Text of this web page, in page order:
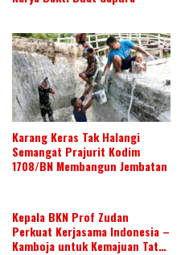
Karang Keras Tak Halangi
Semangat Prajurit Kodim
1708/BN Membangun Jembatan
Kepala BKN Prof Zudan
Perkuat Kerjasama Indonesia –
Kamboja untuk Kemajuan Tata